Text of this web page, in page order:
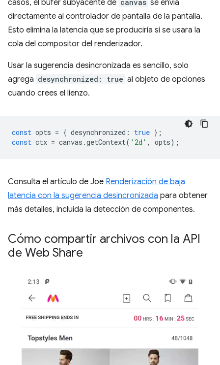
casos, el búfer subyacente de canvas se envía
directamente al controlador de pantalla de la pantalla.
Esto elimina la latencia que se produciría si se usara la
cola del compositor del renderizador.
Usar la sugerencia desincronizada es sencillo, solo
agrega desynchronized: true al objeto de opciones
cuando crees el lienzo.
const opts = { desynchronized : true };
const ctx = canvas .getContext( '2d' , opts);
Consulta el artículo de Joe Renderización de baja
latencia con la sugerencia desincronizada para obtener
más detalles, incluida la detección de componentes.
Cómo compartir archivos con la API
de Web Share